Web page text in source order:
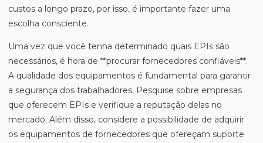
custos a longo prazo, por isso, é importante fazer uma
escolha consciente.
Uma vez que você tenha determinado quais EPIs são
necessários, é hora de **procurar fornecedores confiáveis**.
A qualidade dos equipamentos é fundamental para garantir
a segurança dos trabalhadores. Pesquise sobre empresas
que oferecem EPIs e verifique a reputação delas no
mercado. Além disso, considere a possibilidade de adquirir
os equipamentos de fornecedores que ofereçam suporte